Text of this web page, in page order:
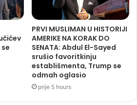
PRVI MUSLIMAN U HISTORIJI
AMERIKE NA KORAK DO
SENATA: Abdul El-Sayed
srušio favoritkinju
establišmenta, Trump se
odmah oglasio
prije 5 hours